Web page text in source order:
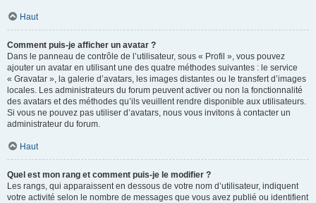
Haut
Comment puis-je afficher un avatar ?
Dans le panneau de contrôle de l’utilisateur, sous « Profil », vous pouvez
ajouter un avatar en utilisant une des quatre méthodes suivantes : le service
« Gravatar », la galerie d’avatars, les images distantes ou le transfert d’images
locales. Les administrateurs du forum peuvent activer ou non la fonctionnalité
des avatars et des méthodes qu’ils veuillent rendre disponible aux utilisateurs.
Si vous ne pouvez pas utiliser d’avatars, nous vous invitons à contacter un
administrateur du forum.
Haut
Quel est mon rang et comment puis-je le modifier ?
Les rangs, qui apparaissent en dessous de votre nom d’utilisateur, indiquent
votre activité selon le nombre de messages que vous avez publié ou identifient